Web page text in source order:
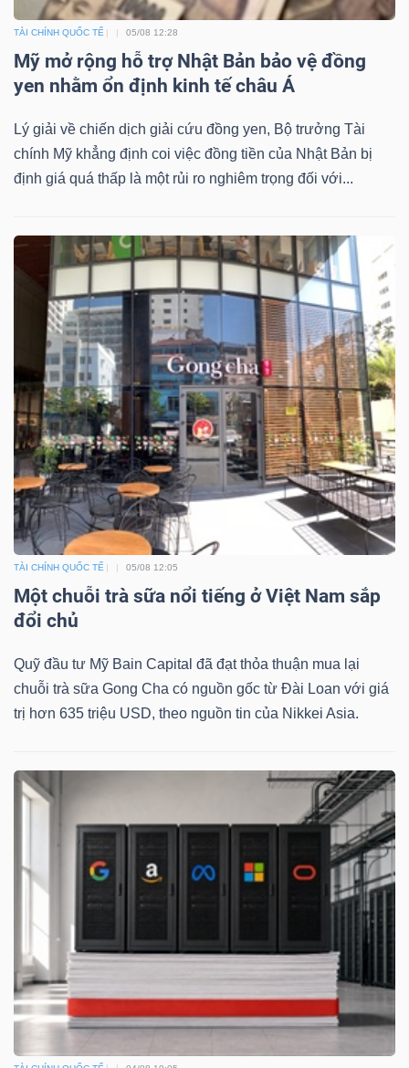
TÀI CHÍNH QUỐC TẾ 05/08 12:28
Mỹ mở rộng hỗ trợ Nhật Bản bảo vệ đồng
yen nhằm ổn định kinh tế châu Á
Lý giải về chiến dịch giải cứu đồng yen, Bộ trưởng Tài
chính Mỹ khẳng định coi việc đồng tiền của Nhật Bản bị
định giá quá thấp là một rủi ro nghiêm trọng đối với...
TÀI CHÍNH QUỐC TẾ 05/08 12:05
Một chuỗi trà sữa nổi tiếng ở Việt Nam sắp
đổi chủ
Quỹ đầu tư Mỹ Bain Capital đã đạt thỏa thuận mua lại
chuỗi trà sữa Gong Cha có nguồn gốc từ Đài Loan với giá
trị hơn 635 triệu USD, theo nguồn tin của Nikkei Asia.
Đào
chính
Công
cụ
đầu
tư
Truyền
tài
chính
liệu
tài